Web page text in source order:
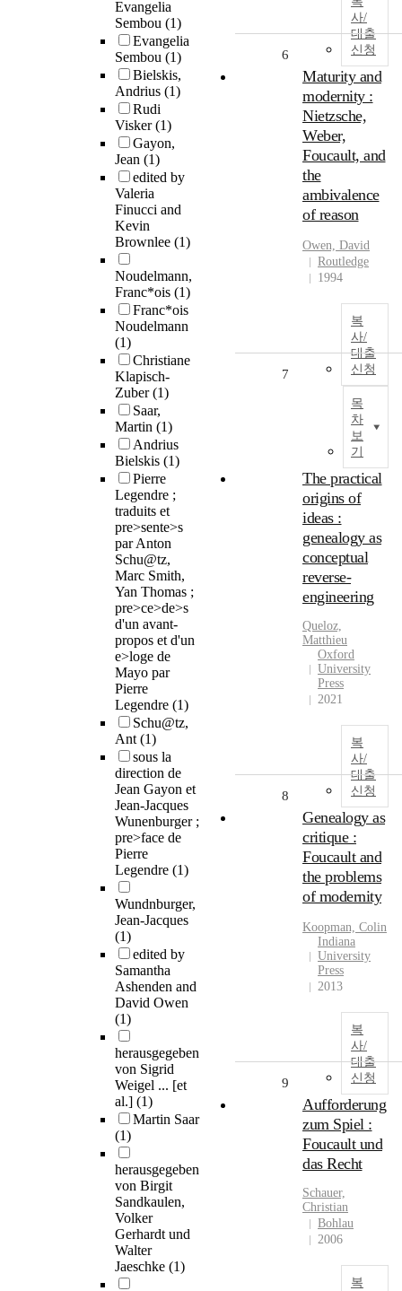
Evangelia
Sembou (1)
Evangelia
Sembou (1)
Bielskis,
Andrius (1)
Rudi
Visker(1)
Gayon,
Jean (1)
edited by
Valeria
Finucci and
Kevin
Brownlee (1)
Noudelmann,
Franc*ois (1)
Franc*ois
Noudelmann
(1)
Christiane
Klapisch-
Zuber(1)
Saar,
Martin (1)
Andrius
Bielskis (1)
Pierre
Legendre ;
traduits et
pre>sente>s
par Anton
Schu@tz,
Marc Smith,
Yan Thomas ;
pre>ce>de>s
d'un avant-
propos et d'un
e>loge de
Mayo par
Pierre
Legendre (1)
Schu@tz,
Ant(1)
sous la
direction de
Jean Gayon et
Jean-Jacques
Wunenburger ;
pre>face de
Pierre
Legendre (1)
Wundnburger,
Jean-Jacques
(1)
edited by
Samantha
Ashenden and
David Owen
(1)
herausgegeben
von Sigrid
Weigel ... [et
al.] (1)
Martin Saar
(1)
herausgegeben
von Birgit
Sandkaulen,
Volker
Gerhardt und
Walter
Jaeschke (1)
사/
대출
신청
6
Maturity and
modernity :
Nietzsche,
Weber,
Foucault, and
the
ambivalence
of reason
Owen, David
Routledge
1994
복
사/
대출
신청
목
차
보
기
7
The practical
origins of
ideas :
genealogy as
conceptual
reverse-
engineering
Queloz,
Matthieu
Oxford
University
Press
2021
복
사/
대출
신청
8
Genealogy as
critique :
Foucault and
the problems
of modernity
Koopman, Colin
Indiana
University
Press
2013
복
사/
대출
신청
9
Aufforderung
zum Spiel :
Foucault und
das Recht
Schauer,
Christian
Bohlau
2006
복